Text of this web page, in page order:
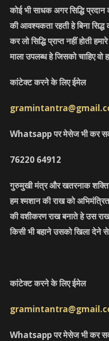
कोई भी साधक अगर सिद्धि प्रदान
की आवश्यकता रहती हे बिना
कर लो सिद्धि प्राप्त नहीं होती
माला उपलब्ध हे जिसको चाहिए
कांटेक्ट करने के लिए ईमेल
Whatsapp पर मेसेज भी कर
76220 64912
गुरुमुखी मंत्र और खतरनाक
हम श्मशान की राख को
की वशीकरण राख बनाते हे उस
किसी भी बहाने उसको खिला देने से
कांटेक्ट करने के लिए ईमेल
Whatsapp पर मेसेज भी कर